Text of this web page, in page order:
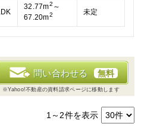
32.77m2 ～
67.20m2 未定
問い合わせる 無料
※Yahoo!不動産の資料請求ページに移動します
1～2件を表示